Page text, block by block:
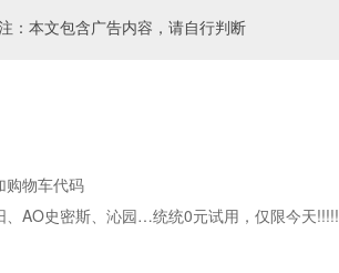
：本文包含广告内容，请自行判断
购物车代码
AO史密斯、沁园…统统0元试用，仅限今天!!!!!